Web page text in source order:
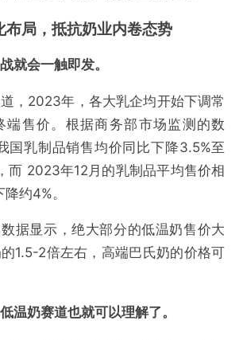
布局，抵抗奶业内卷态势
就会一触即发。
，2023年，各大乳企均开始下调常
端售价。根据商务部市场监测的数
国乳制品销售均价同比下降3.5%至
而 2023年12月的乳制品平均售价相
约4%。
据显示，绝大部分的低温奶售价大
1.5-2倍左右，高端巴氏奶的价格可
温奶赛道也就可以理解了。